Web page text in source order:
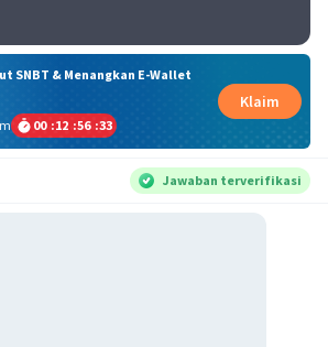
SNBT & Menangkan E-Wallet
00 :12 :56 :33
Klaim
Jawaban terverifikasi